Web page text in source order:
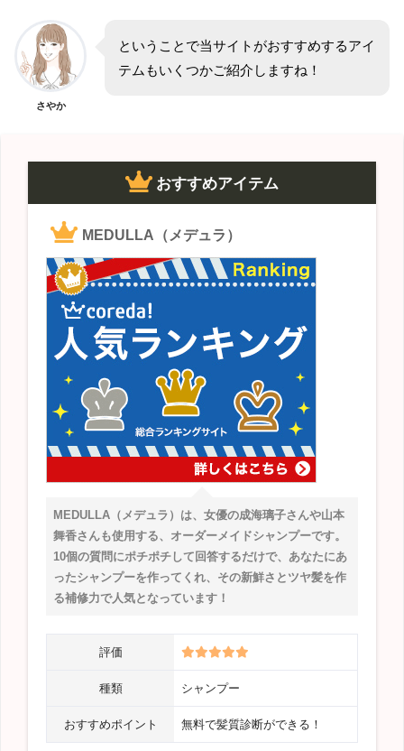
さやか
ということで当サイトがおすすめするアイ
テムもいくつかご紹介しますね！
おすすめアイテム
MEDULLA（メデュラ）
MEDULLA（メデュラ）は、女優の成海璃子さんや山本
舞香さんも使用する、オーダーメイドシャンプーです。
10個の質問にポチポチして回答するだけで、あなたにあ
ったシャンプーを作ってくれ、その新鮮さとツヤ髪を作
る補修力で人気となっています！
評価
種類 シャンプー
おすすめポイント 無料で髪質診断ができる！